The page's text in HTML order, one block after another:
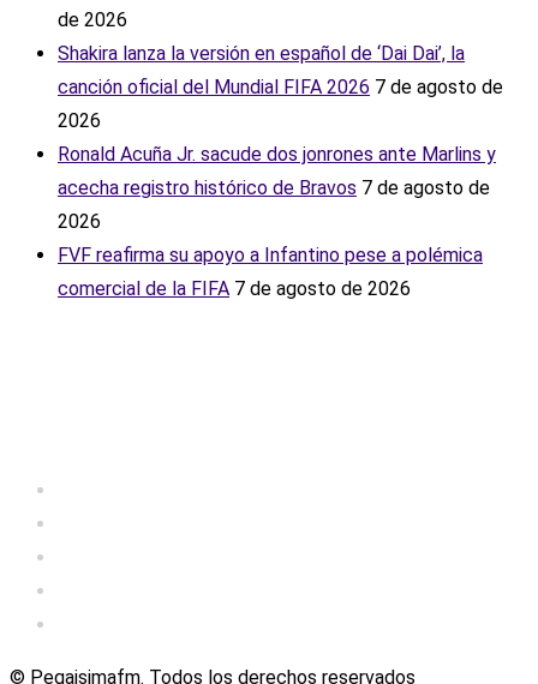
de 2026
Shakira lanza la versión en español de ‘Dai Dai’, la
canción oficial del Mundial FIFA 2026 7 de agosto de
2026
Ronald Acuña Jr. sacude dos jonrones ante Marlins y
acecha registro histórico de Bravos 7 de agosto de
2026
FVF reafirma su apoyo a Infantino pese a polémica
comercial de la FIFA 7 de agosto de 2026
© Pegaisimafm. Todos los derechos reservados